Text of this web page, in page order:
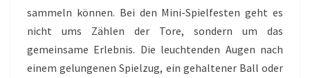
sammeln können. Bei den Mini-Spielfesten geht es
nicht ums Zählen der Tore, sondern um das
gemeinsame Erlebnis. Die leuchtenden Augen nach
einem gelungenen Spielzug, ein gehaltener Ball oder